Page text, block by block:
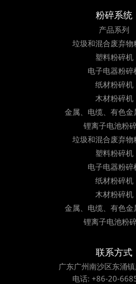
粉碎系统
产品系列
垃圾和混合废弃物
塑料粉碎机
电子电器粉碎
纸材粉碎机
木材粉碎机
金属、电缆、有色金
锂离子电池粉
垃圾和混合废弃物
塑料粉碎机
电子电器粉碎
纸材粉碎机
木材粉碎机
金属、电缆、有色金
锂离子电池粉
联系方式
广东广州南沙区东涌
电话: +86-20-